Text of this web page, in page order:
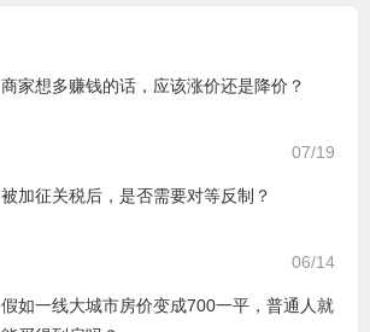
商家想多赚钱的话，应该涨价还是降价？
07/19
被加征关税后，是否需要对等反制？
06/14
假如一线大城市房价变成700一平，普通人就